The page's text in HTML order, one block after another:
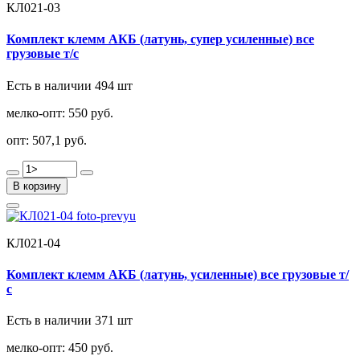
КЛ021-03
Комплект клемм АКБ (латунь, супер усиленные) все
грузовые т/с
Есть в наличии 494 шт
мелко-опт: 550 руб.
опт: 507,1 руб.
В корзину
КЛ021-04
Комплект клемм АКБ (латунь, усиленные) все грузовые т/
с
Есть в наличии 371 шт
мелко-опт: 450 руб.